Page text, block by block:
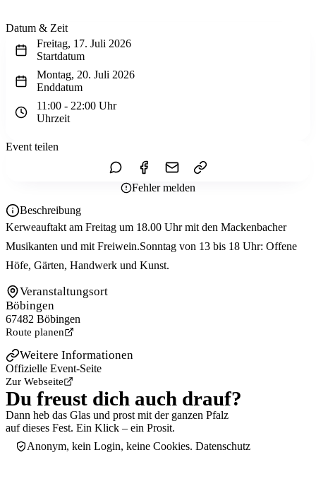
Beschreibung
Kerweauftakt am Freitag um 18.00 Uhr mit den Mackenbacher
Musikanten und mit Freiwein.Sonntag von 13 bis 18 Uhr: Offene
Höfe, Gärten, Handwerk und Kunst.
Veranstaltungsort
Böbingen
67482 Böbingen
Route planen
Weitere Informationen
Offizielle Event-Seite
Zur Webseite
Du freust dich auch drauf?
Dann heb das Glas und prost mit der ganzen Pfalz
auf dieses Fest. Ein Klick – ein Prosit.
Anonym, kein Login, keine Cookies.Datenschutz
Datum & Zeit
Freitag, 17. Juli 2026
Startdatum
Montag, 20. Juli 2026
Enddatum
11:00 - 22:00 Uhr
Uhrzeit
Event teilen
Fehler melden